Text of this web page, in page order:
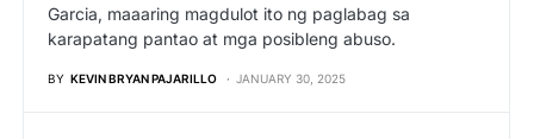
Garcia, maaaring magdulot ito ng paglabag sa
karapatang pantao at mga posibleng abuso.
BY KEVIN BRYAN PAJARILLO JANUARY 30, 2025